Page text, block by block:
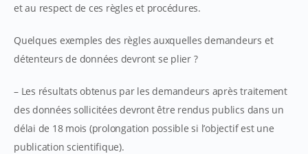
et au respect de ces règles et procédures.
Quelques exemples des règles auxquelles demandeurs et
détenteurs de données devront se plier ?
– Les résultats obtenus par les demandeurs après traitement
des données sollicitées devront être rendus publics dans un
délai de 18 mois (prolongation possible si l’objectif est une
publication scientifique).